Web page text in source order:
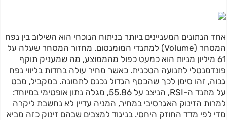
אחד הנתונים המעניינים ביותר בניתוח הנוכחי הוא השילוב בין נפח
המסחר (Volume) למתנדי המומנטום. מחזור המסחר שעלה על
61 מיליון מניות הוא כמעט כפול מהממוצע, מה שמעניק תוקף
פונדמנטלי לתנועה הטכנית. כאשר מחיר עולה בחדות בליווי נפח
גבוה, זהו סימן לכך שהכסף הגדול נכנס לתמונה. במקביל, מבט
על מתנד ה-RSI, הניצב על 55.86, מגלה נתון אופטימי במיוחד:
למרות הזינוק האגרסיבי במחיר, המניה עדיין לא נחשבת ליקרה
מדי לפי מדד החוזק היחסי. בניגוד למצבים שבהם זינוק כזה מביא